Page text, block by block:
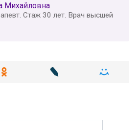
Михайловна
Стаж 30 лет. Врач высшей